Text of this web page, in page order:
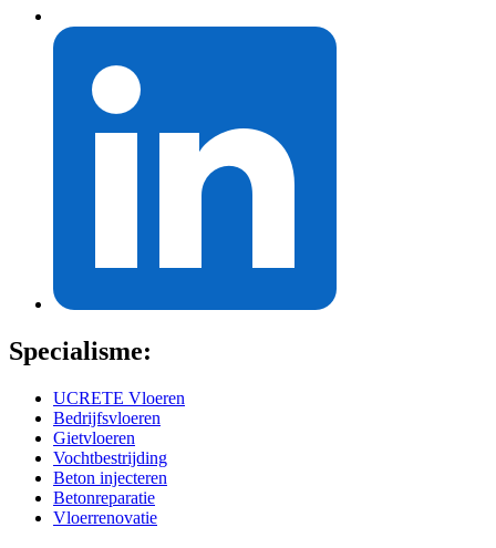
Specialisme:
UCRETE Vloeren
Bedrijfsvloeren
Gietvloeren
Vochtbestrijding
Beton injecteren
Betonreparatie
Vloerrenovatie